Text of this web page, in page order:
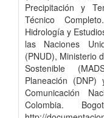
Precipitación y
Técnico
Hidrología y
las Naciones
(PNUD), Ministerio
Sostenible
Planeación
Comunicación
Colombia.